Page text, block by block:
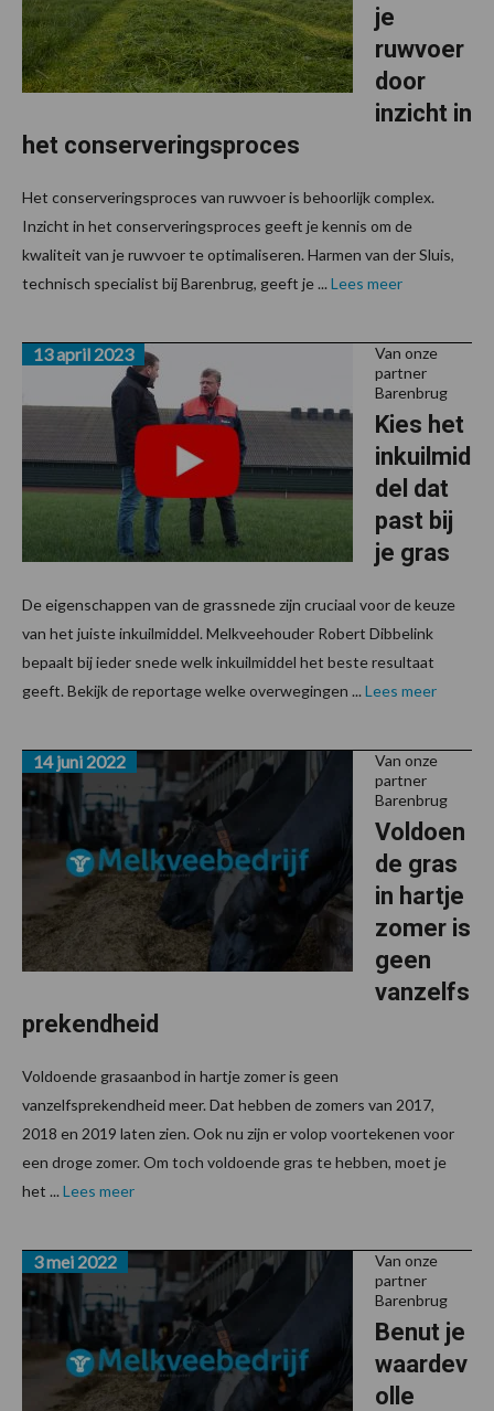
je
ruwvoer
door
inzicht in
het conserveringsproces
Het conserveringsproces van ruwvoer is behoorlijk complex.
Inzicht in het conserveringsproces geeft je kennis om de
kwaliteit van je ruwvoer te optimaliseren. Harmen van der Sluis,
technisch specialist bij Barenbrug, geeft je ... Lees meer
Van onze
partner
Barenbrug
Kies het
inkuilmid
del dat
past bij
je gras
13 april 2023
De eigenschappen van de grassnede zijn cruciaal voor de keuze
van het juiste inkuilmiddel. Melkveehouder Robert Dibbelink
bepaalt bij ieder snede welk inkuilmiddel het beste resultaat
geeft. Bekijk de reportage welke overwegingen ... Lees meer
Van onze
partner
Barenbrug
Voldoen
de gras
in hartje
zomer is
geen
vanzelfs
prekendheid
14 juni 2022
Voldoende grasaanbod in hartje zomer is geen
vanzelfsprekendheid meer. Dat hebben de zomers van 2017,
2018 en 2019 laten zien. Ook nu zijn er volop voortekenen voor
een droge zomer. Om toch voldoende gras te hebben, moet je
het ... Lees meer
Van onze
partner
Barenbrug
Benut je
waardev
olle
3 mei 2022